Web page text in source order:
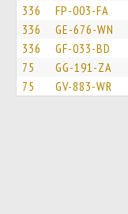
336 FP-003-FA
336 GE-676-WN
336 GF-033-BD
75 GG-191-ZA
75 GV-883-WR